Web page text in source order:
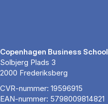
Copenhagen Business School
Solbjerg Plads 3
2000 Frederiksberg
CVR-nummer: 19596915
EAN-nummer: 5798009814821